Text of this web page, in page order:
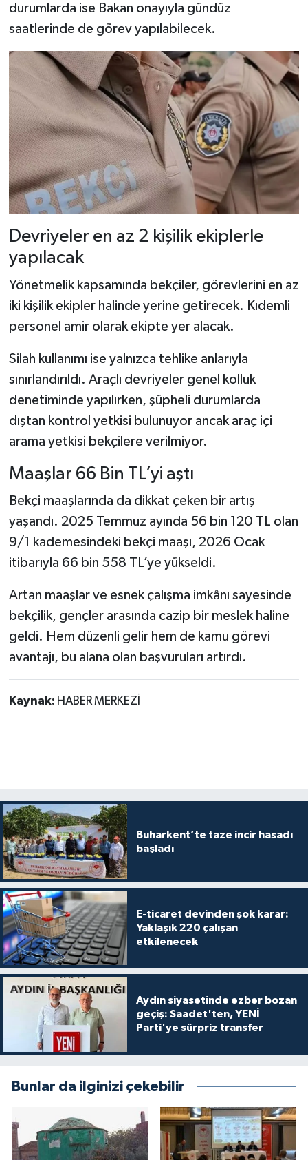
durumlarda ise Bakan onayıyla gündüz
saatlerinde de görev yapılabilecek.
Devriyeler en az 2 kişilik ekiplerle
yapılacak
Yönetmelik kapsamında bekçiler, görevlerini en az
iki kişilik ekipler halinde yerine getirecek. Kıdemli
personel amir olarak ekipte yer alacak.
Silah kullanımı ise yalnızca tehlike anlarıyla
sınırlandırıldı. Araçlı devriyeler genel kolluk
denetiminde yapılırken, şüpheli durumlarda
dıştan kontrol yetkisi bulunuyor ancak araç içi
arama yetkisi bekçilere verilmiyor.
Maaşlar 66 Bin TL’yi aştı
Bekçi maaşlarında da dikkat çeken bir artış
yaşandı. 2025 Temmuz ayında 56 bin 120 TL olan
9/1 kademesindeki bekçi maaşı, 2026 Ocak
itibarıyla 66 bin 558 TL’ye yükseldi.
Artan maaşlar ve esnek çalışma imkânı sayesinde
bekçilik, gençler arasında cazip bir meslek haline
geldi. Hem düzenli gelir hem de kamu görevi
avantajı, bu alana olan başvuruları artırdı.
Kaynak: HABER MERKEZİ
Buharkent’te taze incir hasadı
başladı
E-ticaret devinden şok karar:
Yaklaşık 220 çalışan
etkilenecek
Aydın siyasetinde ezber bozan
geçiş: Saadet'ten, YENİ
Parti'ye sürpriz transfer
Bunlar da ilginizi çekebilir